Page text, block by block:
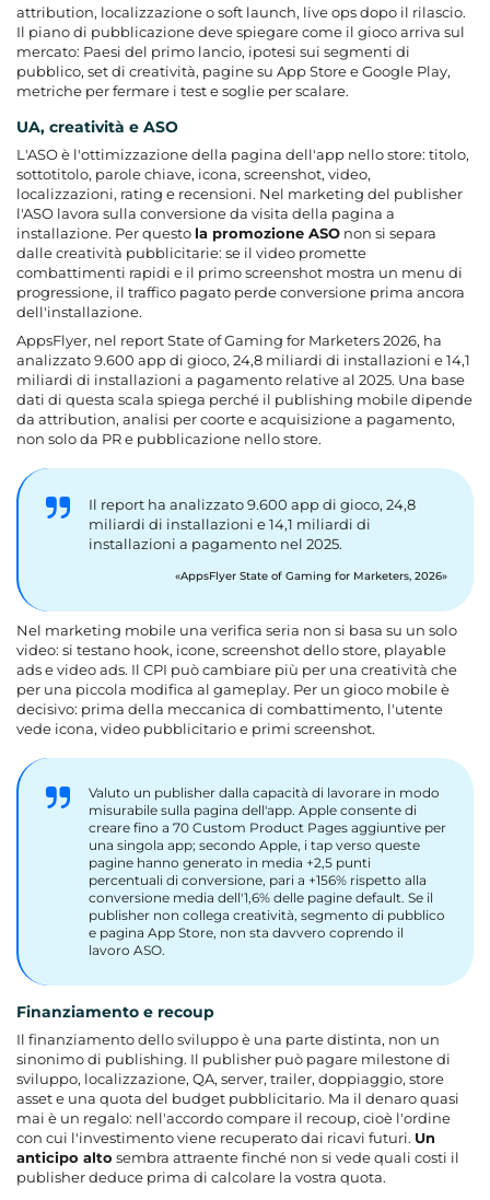
attribution, localizzazione o soft launch, live ops dopo il rilascio.
Il piano di pubblicazione deve spiegare come il gioco arriva sul
mercato: Paesi del primo lancio, ipotesi sui segmenti di
pubblico, set di creatività, pagine su App Store e Google Play,
metriche per fermare i test e soglie per scalare.
UA, creatività e ASO
L'ASO è l'ottimizzazione della pagina dell'app nello store: titolo,
sottotitolo, parole chiave, icona, screenshot, video,
localizzazioni, rating e recensioni. Nel marketing del publisher
l'ASO lavora sulla conversione da visita della pagina a
installazione. Per questo la promozione ASO non si separa
dalle creatività pubblicitarie: se il video promette
combattimenti rapidi e il primo screenshot mostra un menu di
progressione, il traffico pagato perde conversione prima ancora
dell'installazione.
AppsFlyer, nel report State of Gaming for Marketers 2026, ha
analizzato 9.600 app di gioco, 24,8 miliardi di installazioni e 14,1
miliardi di installazioni a pagamento relative al 2025. Una base
dati di questa scala spiega perché il publishing mobile dipende
da attribution, analisi per coorte e acquisizione a pagamento,
non solo da PR e pubblicazione nello store.
Il report ha analizzato 9.600 app di gioco, 24,8
miliardi di installazioni e 14,1 miliardi di
installazioni a pagamento nel 2025.
AppsFlyer State of Gaming for Marketers, 2026
Nel marketing mobile una verifica seria non si basa su un solo
video: si testano hook, icone, screenshot dello store, playable
ads e video ads. Il CPI può cambiare più per una creatività che
per una piccola modifica al gameplay. Per un gioco mobile è
decisivo: prima della meccanica di combattimento, l'utente
vede icona, video pubblicitario e primi screenshot.
Valuto un publisher dalla capacità di lavorare in modo
misurabile sulla pagina dell'app. Apple consente di
creare fino a 70 Custom Product Pages aggiuntive per
una singola app; secondo Apple, i tap verso queste
pagine hanno generato in media +2,5 punti
percentuali di conversione, pari a +156% rispetto alla
conversione media dell'1,6% delle pagine default. Se il
publisher non collega creatività, segmento di pubblico
e pagina App Store, non sta davvero coprendo il
lavoro ASO.
Finanziamento e recoup
Il finanziamento dello sviluppo è una parte distinta, non un
sinonimo di publishing. Il publisher può pagare milestone di
sviluppo, localizzazione, QA, server, trailer, doppiaggio, store
asset e una quota del budget pubblicitario. Ma il denaro quasi
mai è un regalo: nell'accordo compare il recoup, cioè l'ordine
con cui l'investimento viene recuperato dai ricavi futuri. Un
anticipo alto sembra attraente finché non si vede quali costi il
publisher deduce prima di calcolare la vostra quota.